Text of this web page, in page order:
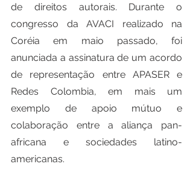
de direitos autorais. Durante o
congresso da AVACI realizado na
Coréia em maio passado, foi
anunciada a assinatura de um acordo
de representação entre APASER e
Redes Colombia, em mais um
exemplo de apoio mútuo e
colaboração entre a aliança pan-
africana e sociedades latino-
americanas.